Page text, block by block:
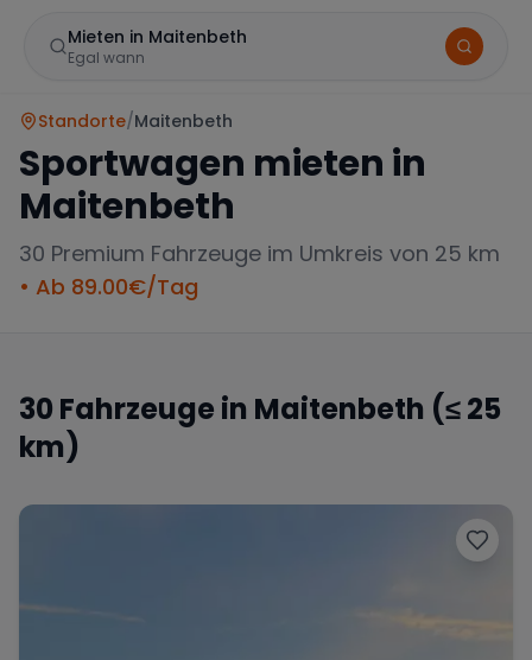
Mieten in Maitenbeth
Egal wann
Standorte/Maitenbeth
Sportwagen mieten in
Maitenbeth
30 Premium Fahrzeuge im Umkreis von 25 km
• Ab 89.00€/Tag
30 Fahrzeuge in Maitenbeth (≤ 25
km)